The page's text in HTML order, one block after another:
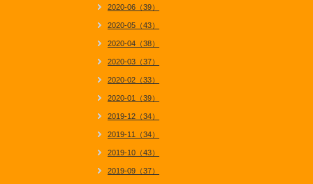
2020-06（39）
2020-05（43）
2020-04（38）
2020-03（37）
2020-02（33）
2020-01（39）
2019-12（34）
2019-11（34）
2019-10（43）
2019-09（37）